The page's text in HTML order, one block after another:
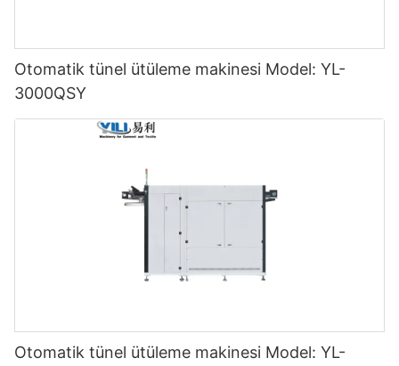
Otomatik tünel ütüleme makinesi Model: YL-
3000QSY
Otomatik tünel ütüleme makinesi Model: YL-